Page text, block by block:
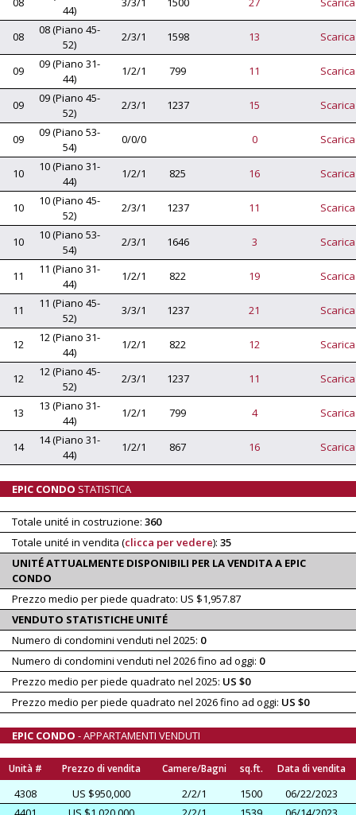
44)
08
08 (Piano 45-
52)
2/3/1 1598 13 Scarica
09
09 (Piano 31-
44)
1/2/1 799 11 Scarica
09
09 (Piano 45-
52)
2/3/1 1237 15 Scarica
09
09 (Piano 53-
54)
0/0/0 0 Scarica
10
10 (Piano 31-
44)
1/2/1 825 16 Scarica
10
10 (Piano 45-
52)
2/3/1 1237 11 Scarica
10
10 (Piano 53-
54)
2/3/1 1646 3 Scarica
11
11 (Piano 31-
44)
1/2/1 822 19 Scarica
11
11 (Piano 45-
52)
3/3/1 1237 21 Scarica
12
12 (Piano 31-
44)
1/2/1 822 12 Scarica
12
12 (Piano 45-
52)
2/3/1 1237 11 Scarica
13
13 (Piano 31-
44)
1/2/1 799 4 Scarica
14
14 (Piano 31-
44)
1/2/1 867 16 Scarica
EPIC CONDO STATISTICA
Totale unité in costruzione: 360
Totale unité in vendita (clicca per vedere): 35
UNITÉ ATTUALMENTE DISPONIBILI PER LA VENDITA A EPIC
CONDO
Prezzo medio per piede quadrato: US $1,957.87
VENDUTO STATISTICHE UNITÉ
Numero di condomini venduti nel 2025: 0
Numero di condomini venduti nel 2026 fino ad oggi: 0
Prezzo medio per piede quadrato nel 2025: US $0
Prezzo medio per piede quadrato nel 2026 fino ad oggi: US $0
EPIC CONDO - APPARTAMENTI VENDUTI
Unità # Prezzo di vendita Camere/Bagni sq.ft. Data di vendita
4308 US $950,000 2/2/1 1500
06/22/2023